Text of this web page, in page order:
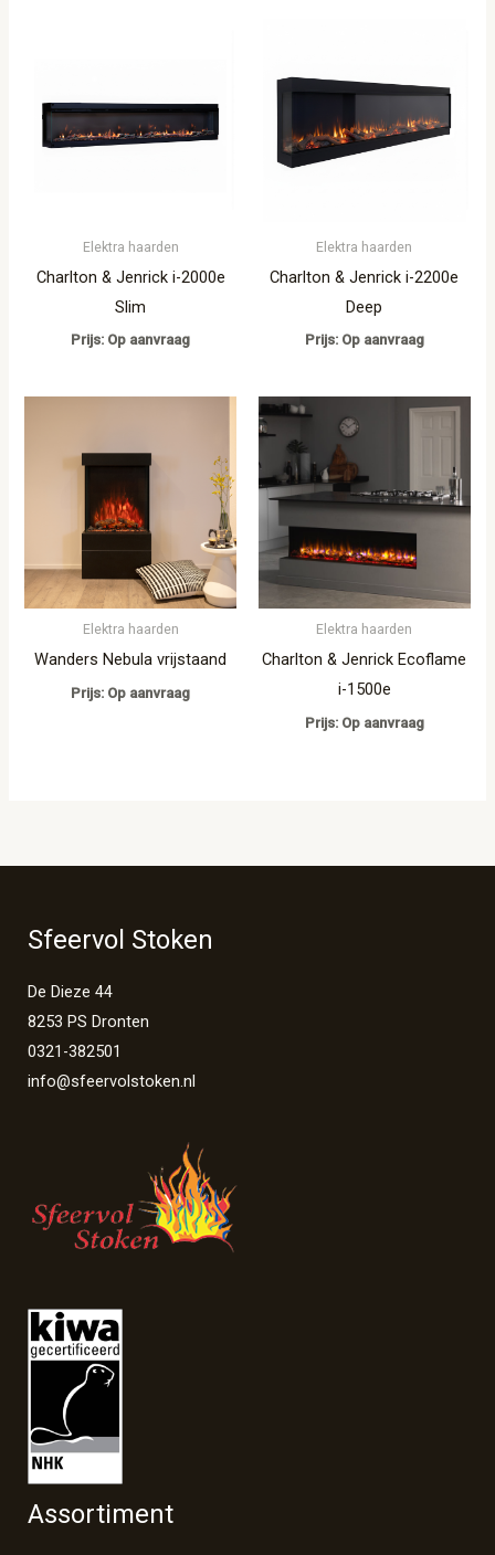
Elektra haarden
Charlton & Jenrick i-2000e
Slim
Prijs: Op aanvraag
Elektra haarden
Charlton & Jenrick i-2200e
Deep
Prijs: Op aanvraag
Elektra haarden
Wanders Nebula vrijstaand
Prijs: Op aanvraag
Elektra haarden
Charlton & Jenrick Ecoflame
i-1500e
Prijs: Op aanvraag
Sfeervol Stoken
De Dieze 44
8253 PS Dronten
0321-382501
info@sfeervolstoken.nl
Assortiment